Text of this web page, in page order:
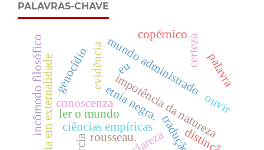
PALAVRAS-CHAVE
conoscenzaetnia negra.
evidência
impotência da natureza
ideia em externalidade ciências empíricas
mundo administrado
genocídio
traduçãodistinção
incômodo filosófico ler o mundo
palavra
copérnico
rousseau.clareza
certeza
ouvir
eu